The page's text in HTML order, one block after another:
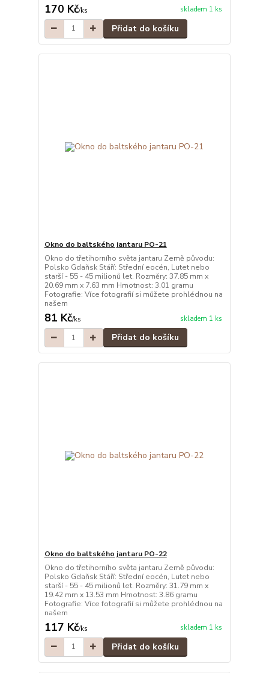
170 Kč/ks skladem 1 ks
Přidat do košíku
Okno do baltského jantaru PO-21
Okno do třetihorního světa jantaru Země původu:
Polsko Gdaňsk Stáří: Střední eocén, Lutet nebo
starší - 55 - 45 milionů let. Rozměry: 37.85 mm x
20.69 mm x 7.63 mm Hmotnost: 3.01 gramu
Fotografie: Více fotografií si můžete prohlédnou na
našem
81 Kč/ks skladem 1 ks
Přidat do košíku
Okno do baltského jantaru PO-22
Okno do třetihorního světa jantaru Země původu:
Polsko Gdaňsk Stáří: Střední eocén, Lutet nebo
starší - 55 - 45 milionů let. Rozměry: 31.79 mm x
19.42 mm x 13.53 mm Hmotnost: 3.86 gramu
Fotografie: Více fotografií si můžete prohlédnou na
našem
117 Kč/ks skladem 1 ks
Přidat do košíku